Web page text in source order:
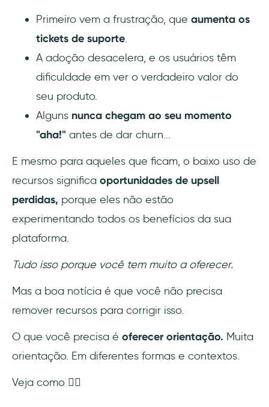
Primeiro vem a frustração, que aumenta os
tickets de suporte.
A adoção desacelera, e os usuários têm
dificuldade em ver o verdadeiro valor do
seu produto.
Alguns nunca chegam ao seu momento
"aha!" antes de dar churn...
E mesmo para aqueles que ficam, o baixo uso de
recursos significa oportunidades de upsell
perdidas, porque eles não estão
experimentando todos os benefícios da sua
plataforma.
Tudo isso porque você tem muito a oferecer.
Mas a boa notícia é que você não precisa
remover recursos para corrigir isso.
O que você precisa é oferecer orientação. Muita
orientação. Em diferentes formas e contextos.
Veja como 👇🏻